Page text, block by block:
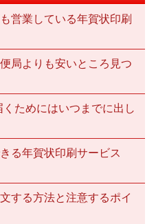
営業している年賀状印刷
局よりも安いところ見つ
ためにはいつまでに出し
る年賀状印刷サービス
する方法と注意するポイ